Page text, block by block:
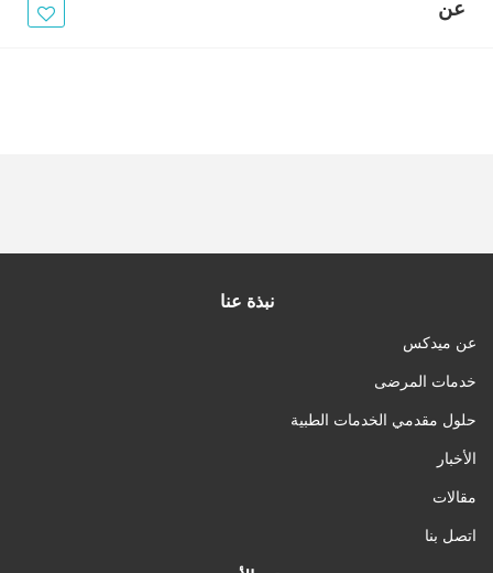
عن
نبذة عنا
عن ميدكس
خدمات المرضى
حلول مقدمي الخدمات الطبية
الأخبار
مقالات
اتصل بنا